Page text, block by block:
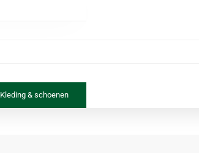
Kleding & schoenen